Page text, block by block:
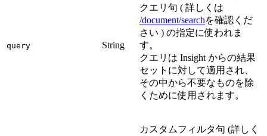
query String
クエリ句 ( 詳しくは
/document/searchを確認くだ
さい ) の指定に使われま
す。
クエリは Insight からの結果
セットに対して適用され、
その中から不要なものを除
くために使用されます。
カスタムフィルタ句 (詳しく